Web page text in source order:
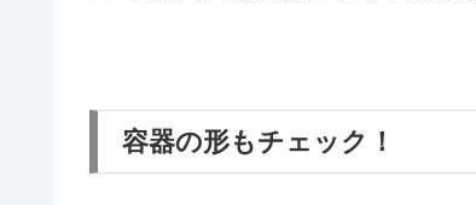
容器の形もチェック！